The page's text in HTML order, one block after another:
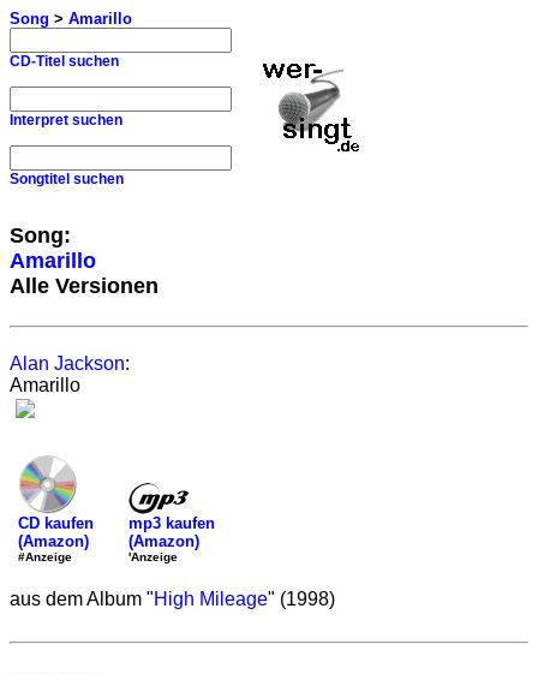
Song > Amarillo
CD-Titel suchen
Interpret suchen
Songtitel suchen
Song:
Amarillo
Alle Versionen
Alan Jackson:
Amarillo
CD kaufen
(Amazon)
#Anzeige
mp3 kaufen
(Amazon)
'Anzeige
aus dem Album "High Mileage" (1998)